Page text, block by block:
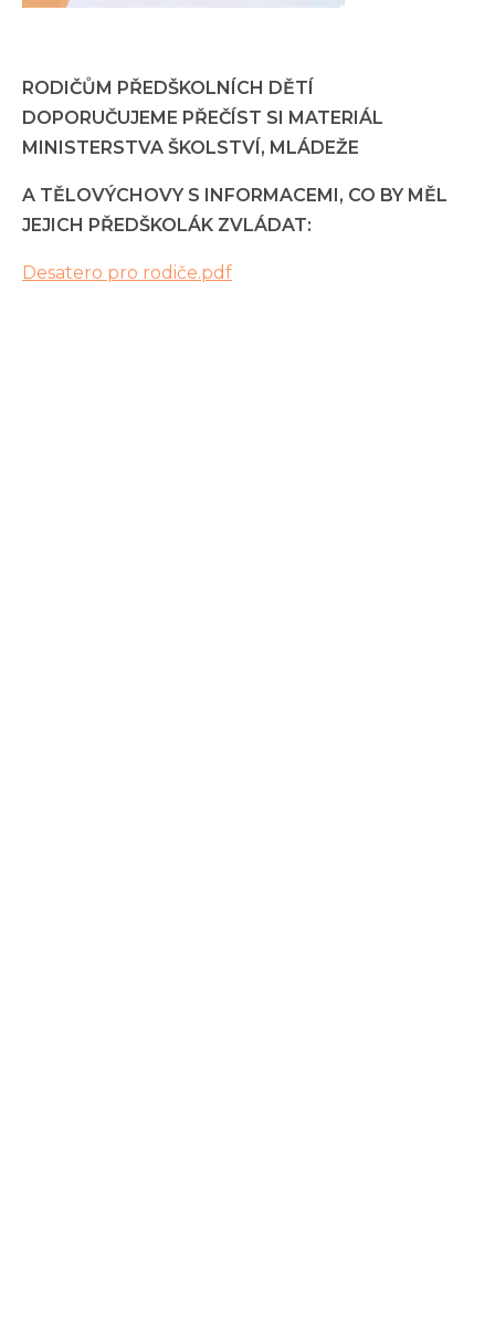
RODIČŮM PŘEDŠKOLNÍCH DĚTÍ
DOPORUČUJEME PŘEČÍST SI MATERIÁL
MINISTERSTVA ŠKOLSTVÍ, MLÁDEŽE
A TĚLOVÝCHOVY S INFORMACEMI, CO BY MĚL
JEJICH PŘEDŠKOLÁK ZVLÁDAT:
Desatero pro rodiče.pdf